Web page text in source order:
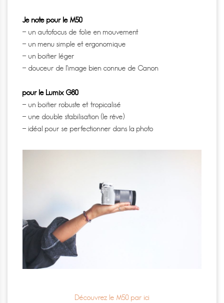
Je note pour le M50
– un autofocus de folie en mouvement
– un menu simple et ergonomique
– un boitier léger
– douceur de l’image bien connue de Canon
pour le Lumix G80
– un boitier robuste et tropicalisé
– une double stabilisation (le rêve)
– idéal pour se perfectionner dans la photo
Découvrez le M50 par ici